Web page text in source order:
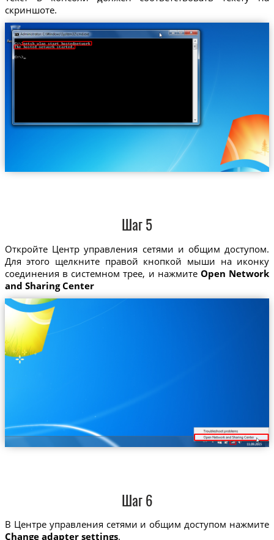
скриншоте.
Шаг 5
Откройте Центр управления сетями и общим доступом.
Для этого щелкните правой кнопкой мыши на иконку
соединения в системном трее, и нажмитеOpen Network
and Sharing Center
Шаг 6
В Центре управления сетями и общим доступом нажмите
Change adapter settings.